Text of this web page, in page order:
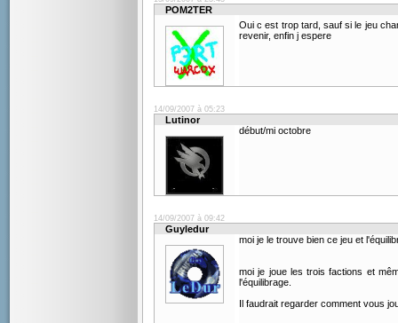
POM2TER
Oui c est trop tard, sauf si le jeu
revenir, enfin j espere
14/09/2007 à 05:23
Lutinor
début/mi octobre
14/09/2007 à 09:42
Guyledur
moi je le trouve bien ce jeu et
moi je joue les trois factions et
l'équilibrage.
Il faudrait regarder comment vous